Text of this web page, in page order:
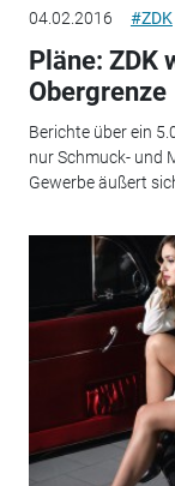
04.02.2016 #ZDK
Pläne: ZDK
Obergrenze
Berichte über ein
nur Schmuck- und
Gewerbe äußert